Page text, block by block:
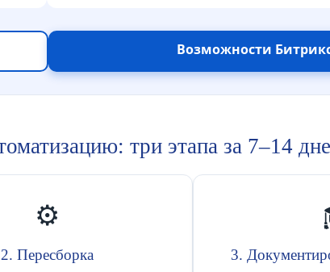
Возможности
три этапа за 7–14
⚙️
2. Пересборка 3.